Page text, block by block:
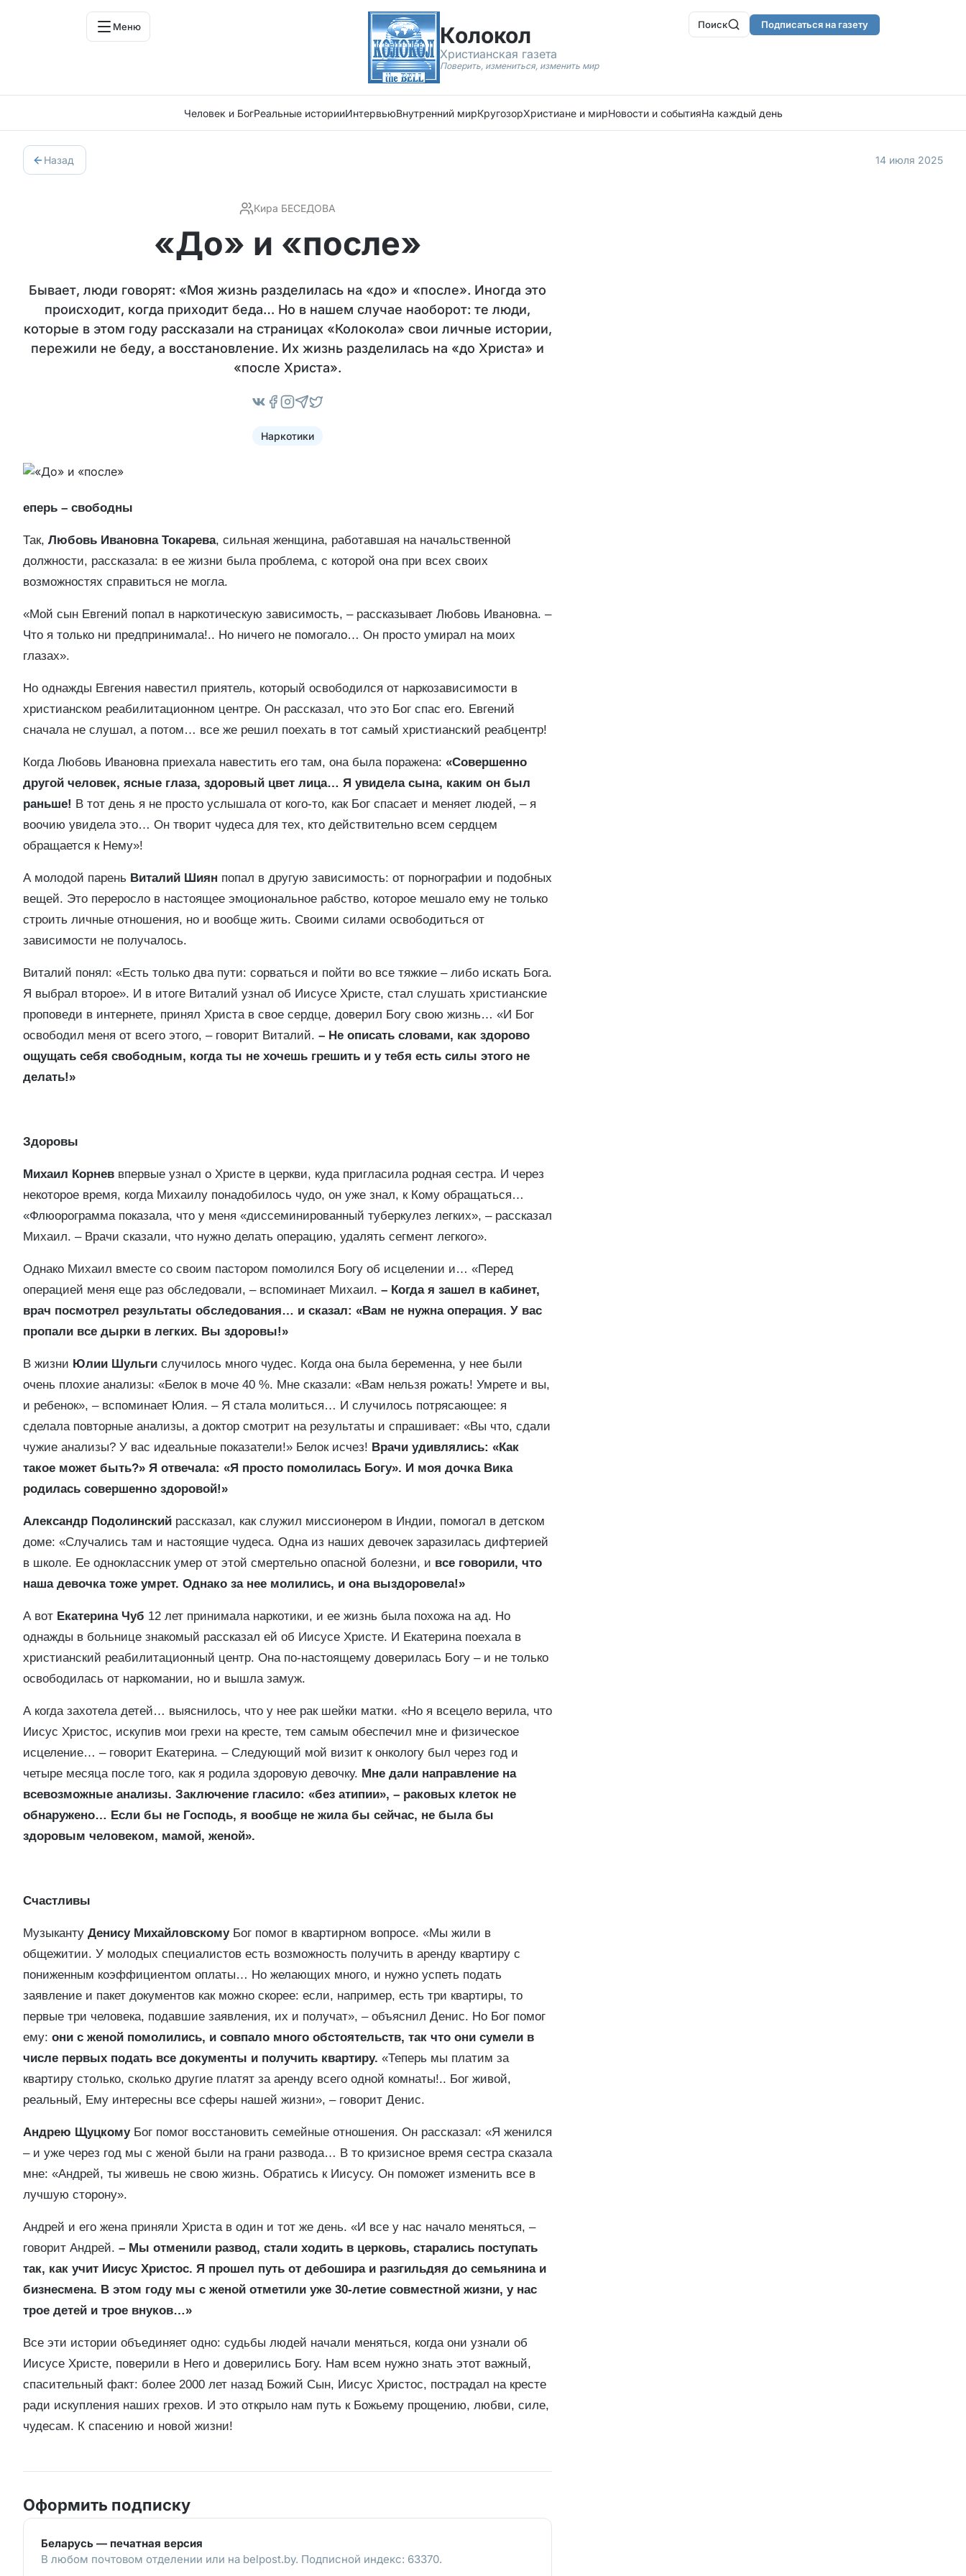
Меню Колокол
Христианская газета
Поверить, измениться, изменить мир
Поиск Подписаться на газету
Человек и БогРеальные историиИнтервьюВнутренний мирКругозорХристиане и мирНовости и событияНа каждый день
Назад 14 июля 2025
Кира БЕСЕДОВА
«До» и «после»
Бывает, люди говорят: «Моя жизнь разделилась на «до» и «после». Иногда это
происходит, когда приходит беда… Но в нашем случае наоборот: те люди,
которые в этом году рассказали на страницах «Колокола» свои личные истории,
пережили не беду, а восстановление. Их жизнь разделилась на «до Христа» и
«после Христа».
Наркотики
еперь – свободны
Так, Любовь Ивановна Токарева, сильная женщина, работавшая на начальственной
должности, рассказала: в ее жизни была проблема, с которой она при всех своих
возможностях справиться не могла.
«Мой сын Евгений попал в наркотическую зависимость, – рассказывает Любовь Ивановна. –
Что я только ни предпринимала!.. Но ничего не помогало… Он просто умирал на моих
глазах».
Но однажды Евгения навестил приятель, который освободился от наркозависимости в
христианском реабилитационном центре. Он рассказал, что это Бог спас его. Евгений
сначала не слушал, а потом… все же решил поехать в тот самый христианский реабцентр!
Когда Любовь Ивановна приехала навестить его там, она была поражена: «Совершенно
другой человек, ясные глаза, здоровый цвет лица… Я увидела сына, каким он был
раньше! В тот день я не просто услышала от кого-то, как Бог спасает и меняет людей, – я
воочию увидела это… Он творит чудеса для тех, кто действительно всем сердцем
обращается к Нему»!
А молодой парень Виталий Шиян попал в другую зависимость: от порнографии и подобных
вещей. Это переросло в настоящее эмоциональное рабство, которое мешало ему не только
строить личные отношения, но и вообще жить. Своими силами освободиться от
зависимости не получалось.
Виталий понял: «Есть только два пути: сорваться и пойти во все тяжкие – либо искать Бога.
Я выбрал второе». И в итоге Виталий узнал об Иисусе Христе, стал слушать христианские
проповеди в интернете, принял Христа в свое сердце, доверил Богу свою жизнь… «И Бог
освободил меня от всего этого, – говорит Виталий. – Не описать словами, как здорово
ощущать себя свободным, когда ты не хочешь грешить и у тебя есть силы этого не
делать!»
Здоровы
Михаил Корнев впервые узнал о Христе в церкви, куда пригласила родная сестра. И через
некоторое время, когда Михаилу понадобилось чудо, он уже знал, к Кому обращаться…
«Флюорограмма показала, что у меня «диссеминированный туберкулез легких», – рассказал
Михаил. – Врачи сказали, что нужно делать операцию, удалять сегмент легкого».
Однако Михаил вместе со своим пастором помолился Богу об исцелении и… «Перед
операцией меня еще раз обследовали, – вспоминает Михаил. – Когда я зашел в кабинет,
врач посмотрел результаты обследования… и сказал: «Вам не нужна операция. У вас
пропали все дырки в легких. Вы здоровы!»
В жизни Юлии Шульги случилось много чудес. Когда она была беременна, у нее были
очень плохие анализы: «Белок в моче 40 %. Мне сказали: «Вам нельзя рожать! Умрете и вы,
и ребенок», – вспоминает Юлия. – Я стала молиться… И случилось потрясающее: я
сделала повторные анализы, а доктор смотрит на результаты и спрашивает: «Вы что, сдали
чужие анализы? У вас идеальные показатели!» Белок исчез! Врачи удивлялись: «Как
такое может быть?» Я отвечала: «Я просто помолилась Богу». И моя дочка Вика
родилась совершенно здоровой!»
Александр Подолинский рассказал, как служил миссионером в Индии, помогал в детском
доме: «Случались там и настоящие чудеса. Одна из наших девочек заразилась дифтерией
в школе. Ее одноклассник умер от этой смертельно опасной болезни, и все говорили, что
наша девочка тоже умрет. Однако за нее молились, и она выздоровела!»
А вот Екатерина Чуб 12 лет принимала наркотики, и ее жизнь была похожа на ад. Но
однажды в больнице знакомый рассказал ей об Иисусе Христе. И Екатерина поехала в
христианский реабилитационный центр. Она по-настоящему доверилась Богу – и не только
освободилась от наркомании, но и вышла замуж.
А когда захотела детей… выяснилось, что у нее рак шейки матки. «Но я всецело верила, что
Иисус Христос, искупив мои грехи на кресте, тем самым обеспечил мне и физическое
исцеление… – говорит Екатерина. – Следующий мой визит к онкологу был через год и
четыре месяца после того, как я родила здоровую девочку. Мне дали направление на
всевозможные анализы. Заключение гласило: «без атипии», – раковых клеток не
обнаружено… Если бы не Господь, я вообще не жила бы сейчас, не была бы
здоровым человеком, мамой, женой».
Счастливы
Музыканту Денису МихайловскомуБог помог в квартирном вопросе. «Мы жили в
общежитии. У молодых специалистов есть возможность получить в аренду квартиру с
пониженным коэффициентом оплаты… Но желающих много, и нужно успеть подать
заявление и пакет документов как можно скорее: если, например, есть три квартиры, то
первые три человека, подавшие заявления, их и получат», – объяснил Денис. Но Бог помог
ему: они с женой помолились, и совпало много обстоятельств, так что они сумели в
числе первых подать все документы и получить квартиру. «Теперь мы платим за
квартиру столько, сколько другие платят за аренду всего одной комнаты!.. Бог живой,
реальный, Ему интересны все сферы нашей жизни», – говорит Денис.
Андрею ЩуцкомуБог помог восстановить семейные отношения. Он рассказал: «Я женился
– и уже через год мы с женой были на грани развода… В то кризисное время сестра сказала
мне: «Андрей, ты живешь не свою жизнь. Обратись к Иисусу. Он поможет изменить все в
лучшую сторону».
Андрей и его жена приняли Христа в один и тот же день. «И все у нас начало меняться, –
говорит Андрей. – Мы отменили развод, стали ходить в церковь, старались поступать
так, как учит Иисус Христос. Я прошел путь от дебошира и разгильдяя до семьянина и
бизнесмена. В этом году мы с женой отметили уже 30-летие совместной жизни, у нас
трое детей и трое внуков…»
Все эти истории объединяет одно: судьбы людей начали меняться, когда они узнали об
Иисусе Христе, поверили в Него и доверились Богу. Нам всем нужно знать этот важный,
спасительный факт: более 2000 лет назад Божий Сын, Иисус Христос, пострадал на кресте
ради искупления наших грехов. И это открыло нам путь к Божьему прощению, любви, силе,
чудесам. К спасению и новой жизни!
Оформить подписку
Беларусь — печатная версия
В любом почтовом отделении или на belpost.by. Подписной индекс: 63370.